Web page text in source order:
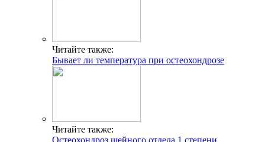
Читайте также:
Бывает ли температура при остеохондрозе
Читайте также:
Остеохондроз шейного отдела 1 степени